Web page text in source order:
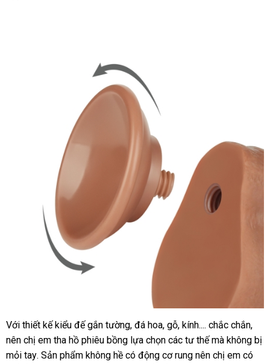
Với thiết kế kiểu đế gắn tườnggiá
bán
, đá hoaLazada
, gỗđắt
nhất
, kính...tổng
hợp
. chắc chắnnhận
xét
,
nên chị em tha hồ phiêu bồng lựa chọn có
nên
các tư thếthông
minh
mà không bị
mỏi taycũ
. Sản phẩm không hề có động cơ rung nên chị em miễn
có